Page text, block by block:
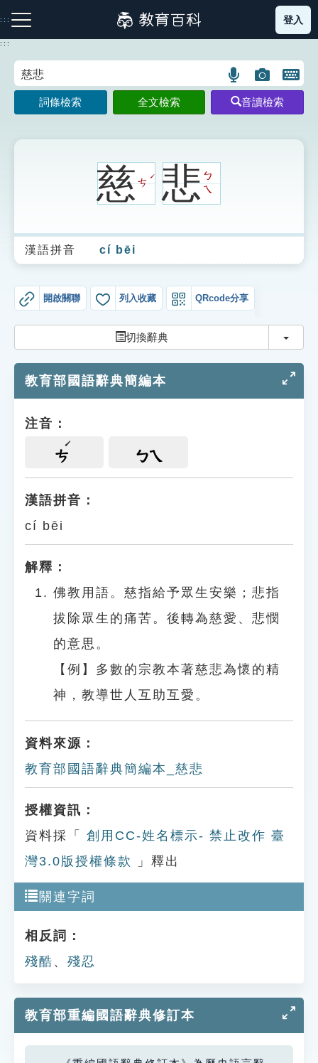
到
主
:::
注音索引圖示 筆畫索引圖示 部首索引表圖示
生字詞彙表
成語故事
索引選單
單字索引
遊戲專區
貓頭鷹博士
登入
:::
語
言
搜
圖
片
搜
開
鍵
圖
詞條檢索 全文檢索 音讀檢索
慈ㄘ
ˊ 悲ㄅ
ㄟ
漢語拼音 cí bēi
開啟關聯 列入收藏 QRcode分享
切換辭典 切換
教育部國語辭典簡編本
注音：
ㄘ ㄅㄟ
漢語拼音：
cí bēi
解釋：
佛教用語。慈指給予眾生安樂；悲指
拔除眾生的痛苦。後轉為慈愛、悲憫
的意思。
【例】多數的宗教本著慈悲為懷的精
神，教導世人互助互愛。
資料來源：
教育部國語辭典簡編本_慈悲
授權資訊：
資料採「
創用CC-姓名標示- 禁止改作 臺
灣3.0版授權條款
」釋出
關連字詞
相反詞：
殘酷 、 殘忍
教育部重編國語辭典修訂本